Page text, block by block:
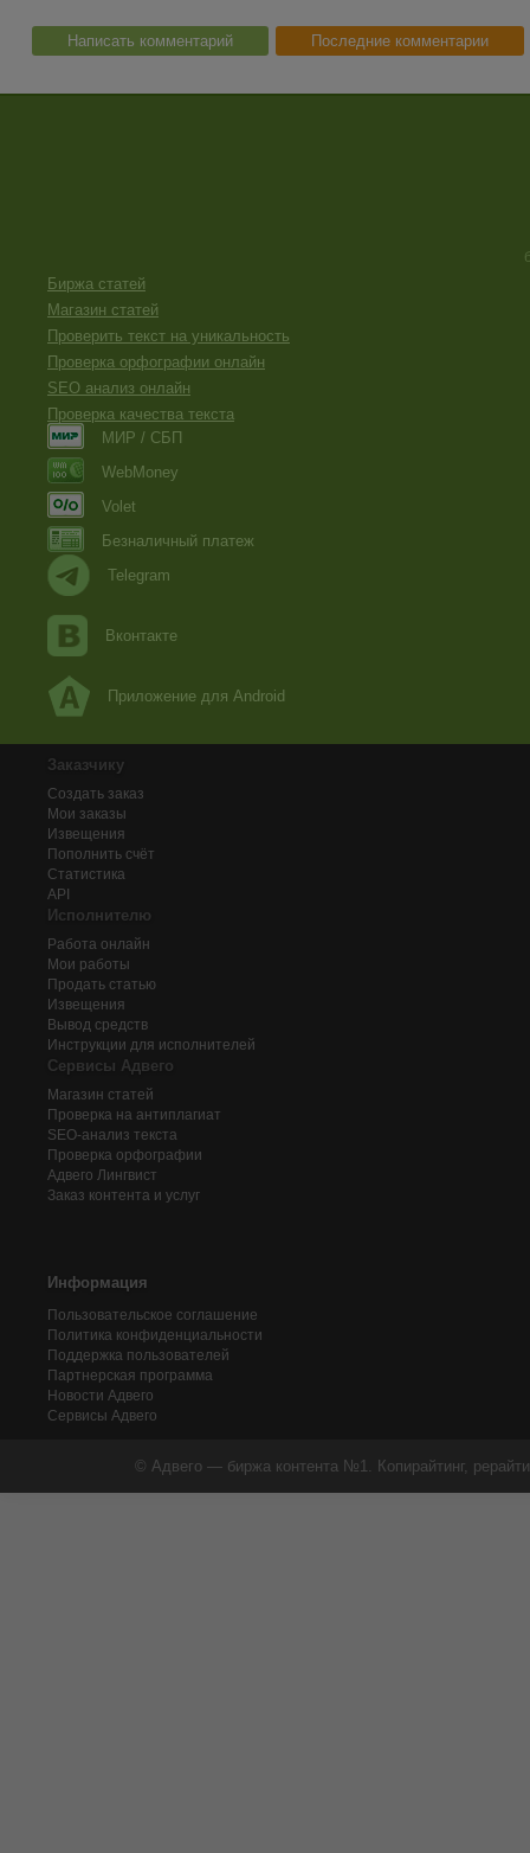
Написать комментарий Последние комментарии
Биржа статей
Магазин статей
Проверить текст на уникальность
Проверка орфографии онлайн
SEO анализ онлайн
Проверка качества текста
МИР / СБП
WebMoney
Volet
Безналичный платеж
Telegram
Вконтакте
Приложение для Android
Заказчику
Создать заказ
Мои заказы
Извещения
Пополнить счёт
Статистика
API
Исполнителю
Работа онлайн
Мои работы
Продать статью
Извещения
Вывод средств
Инструкции для исполнителей
Сервисы Адвего
Магазин статей
Проверка на антиплагиат
SEO-анализ текста
Проверка орфографии
Адвего Лингвист
Заказ контента и услуг
Информация
Пользовательское соглашение
Политика конфиденциальности
Поддержка пользователей
Партнерская программа
Новости Адвего
Сервисы Адвего
© Адвего — биржа контента №1. Копирайтинг,